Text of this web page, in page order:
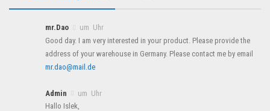
mr.Dao
um Uhr
Good day. I am very interested in your product. Please provide the
address of your warehouse in Germany. Please contact me by email
mr.dao@mail.de
Admin
um Uhr
Hallo Islek,